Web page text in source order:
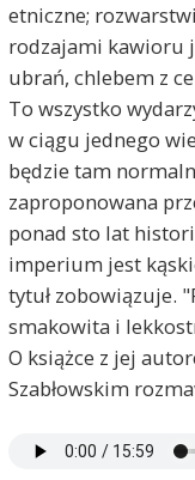
etniczne;
rodzajami kawioru
ubrań, chlebem z
To wszystko
w ciągu jednego
będzie tam
zaproponowana
ponad sto lat
imperium jest
tytuł zobowiązuje.
smakowita i
O książce z jej
Szabłowskim